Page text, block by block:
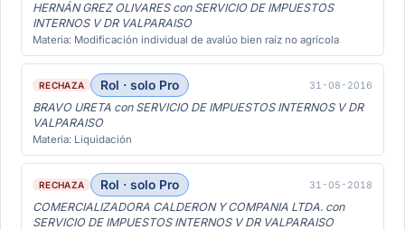
HERNÁN GREZ OLIVARES con SERVICIO DE IMPUESTOS
INTERNOS V DR VALPARAISO
Materia: Modificación individual de avalúo bien raíz no agrícola
RECHAZA Rol · solo Pro 31-08-2016
BRAVO URETA con SERVICIO DE IMPUESTOS INTERNOS V DR
VALPARAISO
Materia: Liquidación
RECHAZA Rol · solo Pro 31-05-2018
COMERCIALIZADORA CALDERON Y COMPANIA LTDA. con
SERVICIO DE IMPUESTOS INTERNOS V DR VALPARAISO